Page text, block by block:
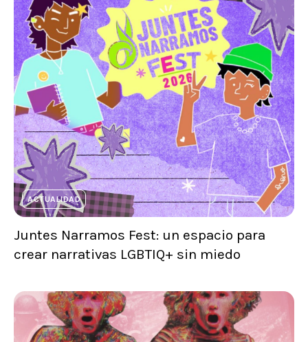
ACTUALIDAD
Juntes Narramos Fest: un espacio para
crear narrativas LGBTIQ+ sin miedo